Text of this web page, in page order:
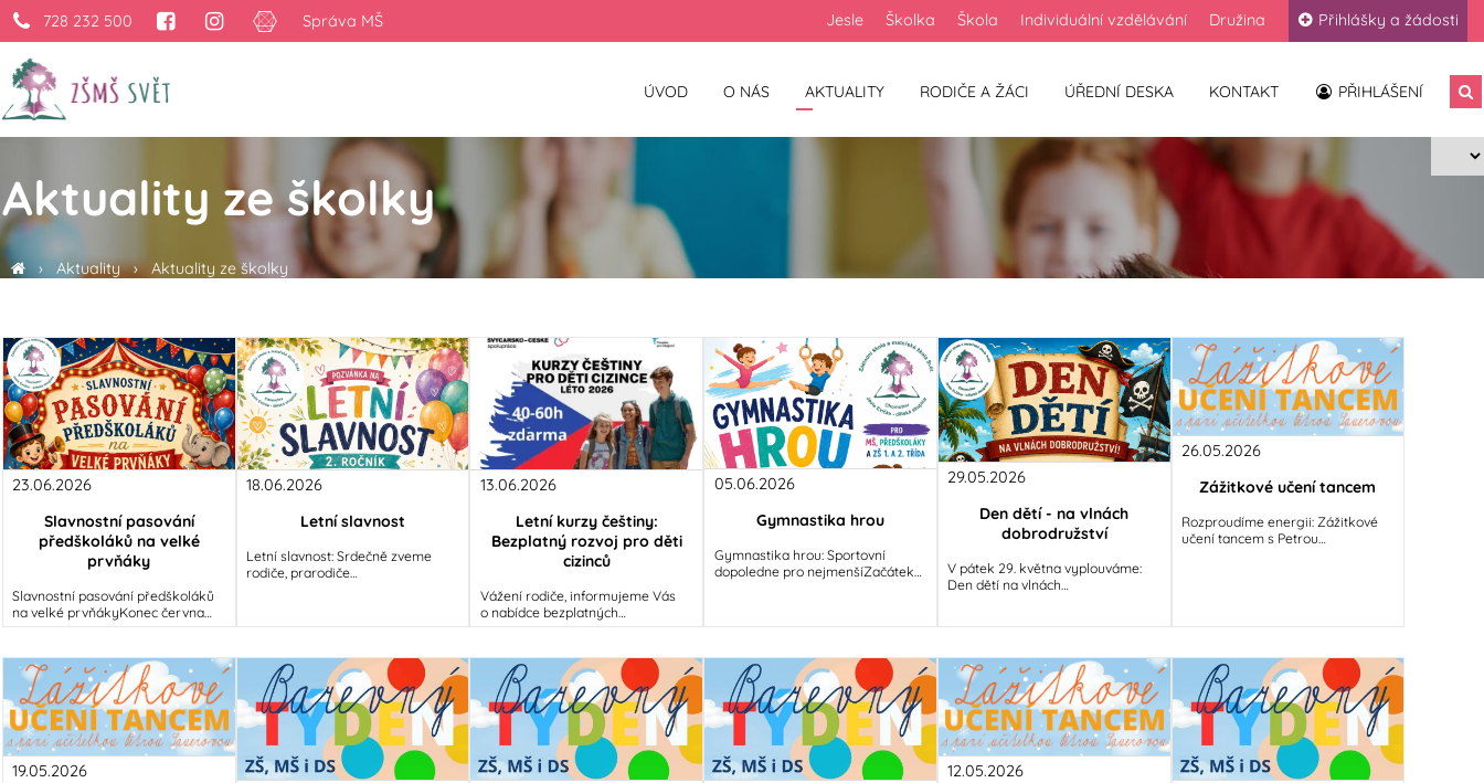
ÚVOD O NÁS AKTUALITY RODIČE A ŽÁCI ÚŘEDNÍ DESKA KONTAKT PŘIHLÁŠENÍ
728 232 500 Správa MŠ Jesle Školka Škola Individuální vzdělávání Družina Přihlášky a žádosti
Aktuality ze školky
› Aktuality › Aktuality ze školky
23.06.2026
Slavnostní pasování
předškoláků na velké
prvňáky
Slavnostní pasování předškoláků
na velké prvňákyKonec června
18.06.2026
Letní slavnost
Letní slavnost: Srdečně zveme
rodiče, prarodiče
13.06.2026
Letní kurzy češtiny:
Bezplatný rozvoj pro děti
cizinců
Vážení rodiče, informujeme Vás
o nabídce bezplatných
a děti –
05.06.2026
Gymnastika hrou
Gymnastika hrou: Sportovní
dopoledne pro nejmenšíZačátek
29.05.2026
Den dětí - na vlnách
dobrodružství
V pátek 29. května vyplouváme:
Den dětí na vlnách
26.05.2026
Zážitkové učení tancem
Rozproudíme energii: Zážitkové
učení tancem s Petrou
19.05.2026
12.05.2026